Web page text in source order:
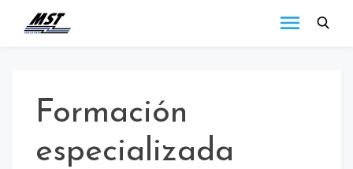
Formación
especializada